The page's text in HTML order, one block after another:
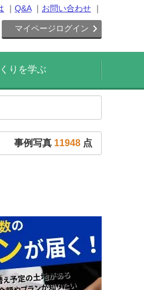
Q&A お問い合わせ
マイページログイン
りを学ぶ
事例写真 11948 点